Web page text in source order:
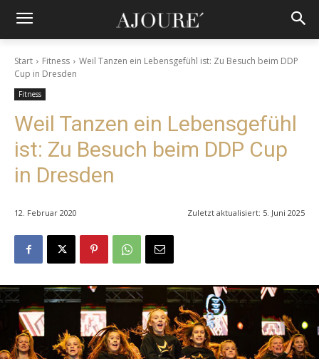
Start Fitness
Weil Tanzen ein Lebensgefühl ist: Zu Besuch beim DDP
Cup in Dresden
Fitness
Weil Tanzen ein Lebensgefühl
ist: Zu Besuch beim DDP Cup
in Dresden
12. Februar 2020 Zuletzt aktualisiert: 5. Juni 2025